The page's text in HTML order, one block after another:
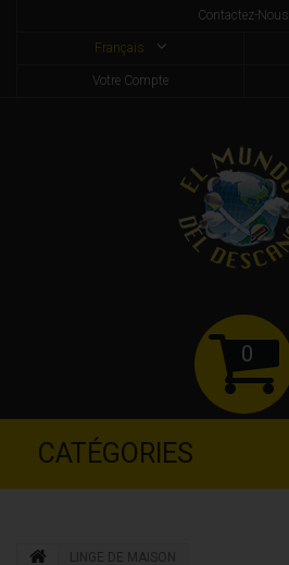
Contactez-Nous
Français
Votre Compte
0
CATÉGORIES
LINGE DE MAISON